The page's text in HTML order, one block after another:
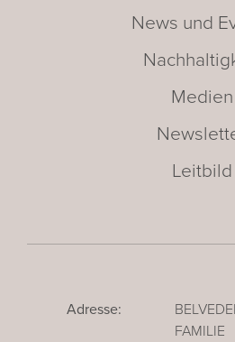
News und
Medien
Leitbild
Adresse:
FAMILIE